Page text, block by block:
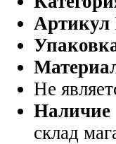
Артикул
Не
Наличие
склад